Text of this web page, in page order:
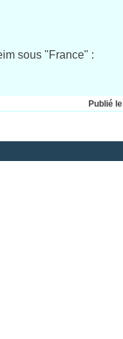
sous "France" :
Publié le